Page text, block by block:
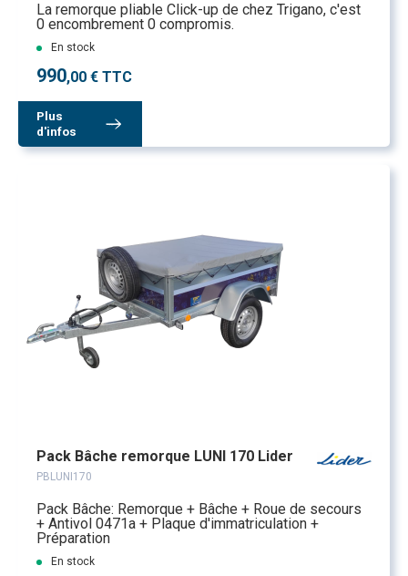
La remorque pliable Click-up de chez Trigano, c'est
0 encombrement 0 compromis.
En stock
990,00 € TTC
Plus
d'infos
Pack Bâche remorque LUNI 170 Lider
PBLUNI170
Pack Bâche: Remorque + Bâche + Roue de secours
+ Antivol 0471a + Plaque d'immatriculation +
Préparation
En stock